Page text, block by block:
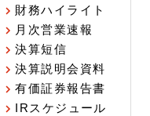
財務ハイライト
月次営業速報
決算短信
決算説明会資料
有価証券報告書
IRスケジュール